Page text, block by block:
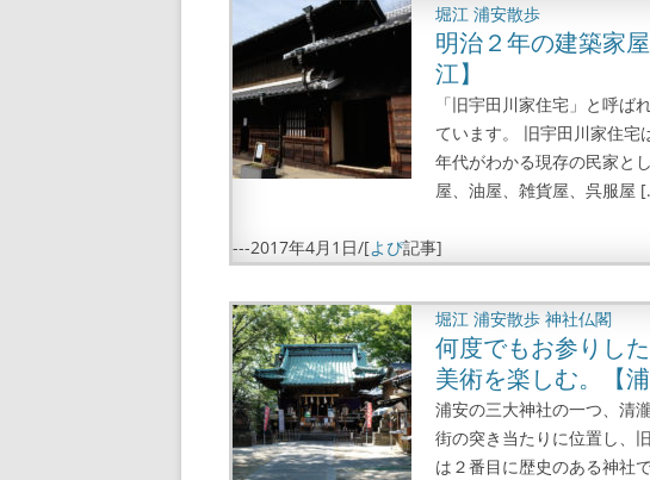
堀江 浦安散歩
明治２年の建築家
江】
「旧宇田川家住宅」と呼ば
ています。 旧宇田川家住宅
年代がわかる現存の民家と
屋、油屋、雑貨屋、呉服屋
---2017年4月1日/[よぴ記事]
堀江 浦安散歩 神社仏閣
何度でもお参りし
美術を楽しむ。【浦
浦安の三大神社の一つ、清
街の突き当たりに位置し、
は２番目に歴史のある神社